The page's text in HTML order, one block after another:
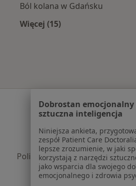
Ból kolana w Gdańsku
Więcej (15)
Serwis
Regulamin
Polityka prywatności
Polityka prywatności
Polityka prywatności dla
dane pozyskaliśmy
Polityka
Dobrostan emocjonalny
sztuczna inteligencja
Niniejsza ankieta,
zespół Patient Care
lepsze zrozumienie, w jaki
korzystają z narzędzi
jako wsparcia dla swojego
emocjonalnego i zdrowia